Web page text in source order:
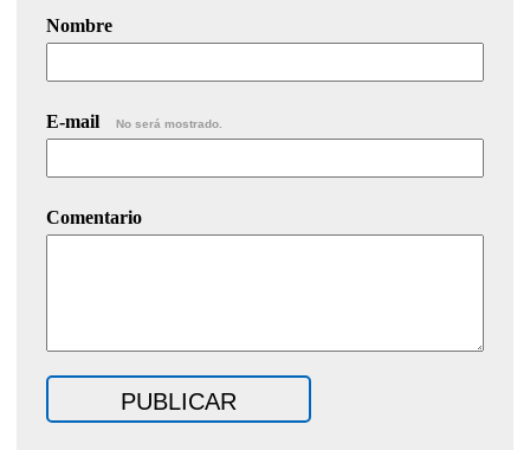
Nombre
E-mail No será mostrado.
Comentario